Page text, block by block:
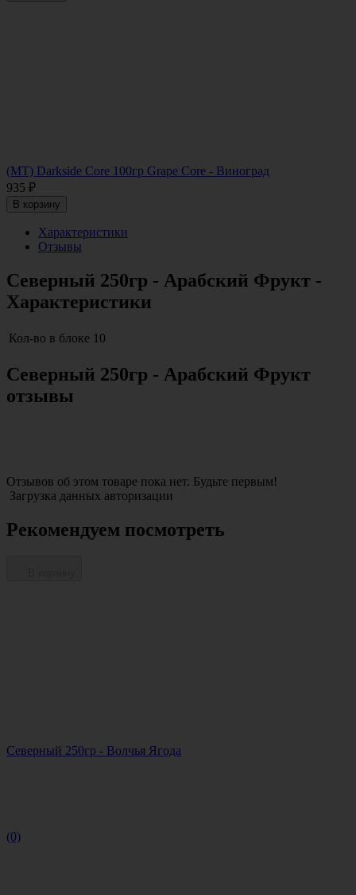
(MT) Darkside Core 100гр Grape Core - Виноград
935 ₽
В корзину
Характеристики
Отзывы
Северный 250гр - Арабский Фрукт -
Характеристики
Кол-во в блоке 10
Северный 250гр - Арабский Фрукт
отзывы
Отзывов об этом товаре пока нет. Будьте первым!
Загрузка данных авторизации
Рекомендуем посмотреть
Северный 250гр - Волчья Ягода
(0)